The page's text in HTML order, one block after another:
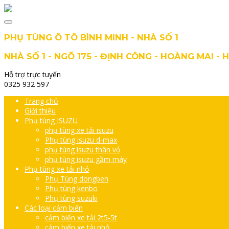
PHỤ TÙNG Ô TÔ BÌNH MINH - NHÀ SỐ 1
NHÀ SỐ 1 - NGÕ 175 - ĐỊNH CÔNG - HOÀNG MAI -
Hỗ trợ trực tuyến
0325 932 597
Trang chủ
Giới thiệu
Phụ tùng ISUZU
phụ tùng xe tải isuzu
Phụ tùng isuzu d-max
phụ tùng isuzu thân vỏ
phụ tùng isuzu gầm máy
Phụ tùng xe tải nhỏ
Phụ Tùng dongben
Phụ tùng kenbo
Phụ tùng suzuki
Các loại cảm biến
cảm biến xe tải 2t5-5t